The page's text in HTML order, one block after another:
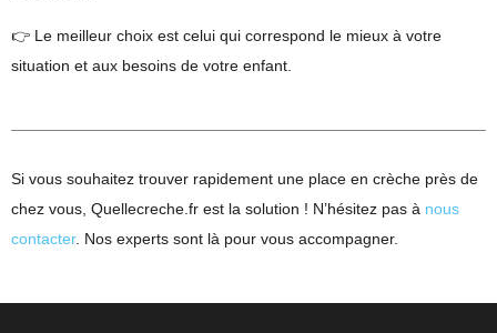
👉 Le meilleur choix est celui qui correspond le mieux à votre
situation et aux besoins de votre enfant.
Si vous souhaitez trouver rapidement une place en crèche près de
chez vous, Quellecreche.fr est la solution ! N’hésitez pas à nous
contacter. Nos experts sont là pour vous accompagner.